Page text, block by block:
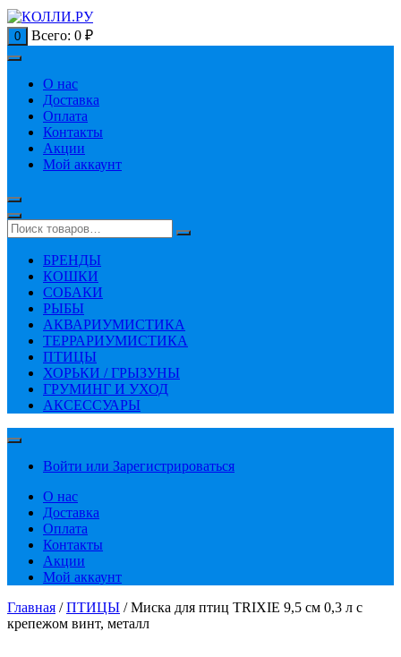
0 Всего: 0 ₽
О нас
Доставка
Оплата
Контакты
Акции
Мой аккаунт
БРЕНДЫ
КОШКИ
СОБАКИ
РЫБЫ
АКВАРИУМИСТИКА
ТЕРРАРИУМИСТИКА
ПТИЦЫ
ХОРЬКИ / ГРЫЗУНЫ
ГРУМИНГ И УХОД
АКСЕССУАРЫ
Войти или Зарегистрироваться
О нас
Доставка
Оплата
Контакты
Акции
Мой аккаунт
Главная /ПТИЦЫ / Миска для птиц TRIXIE 9,5 см 0,3 л с
крепежом винт, металл